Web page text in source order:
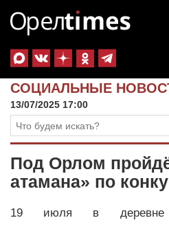
СОЦИАЛЬНЫЕ
13/07/2025 17:00
Под Орлом
атамана» по
19 июля в деревне